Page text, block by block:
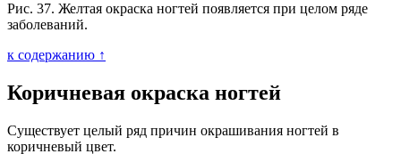
Рис. 37. Желтая окраска ногтей появляется при целом ряде
заболеваний.
к содержанию ↑
Коричневая окраска ногтей
Существует целый ряд причин окрашивания ногтей в
коричневый цвет.